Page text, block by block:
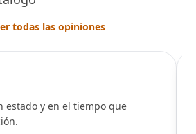
todas las opiniones
estado y en el tiempo que